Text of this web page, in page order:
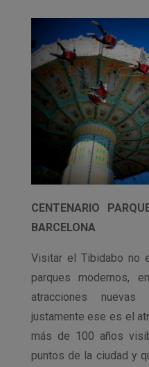
CENTENARIO
BARCELONA
Visitar el Tibidabo no
parques modernos,
atracciones
justamente ese es el
más de 100 años
puntos de la ciudad y